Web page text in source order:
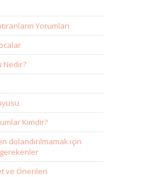
Yorumları
Nedir?
Kimdir?
dolandırılmamak için
ve Önerileri